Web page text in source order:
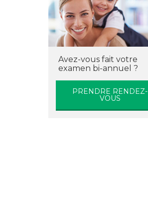
Avez-vous fait votre
examen bi-annuel ?
PRENDRE RENDEZ-
VOUS